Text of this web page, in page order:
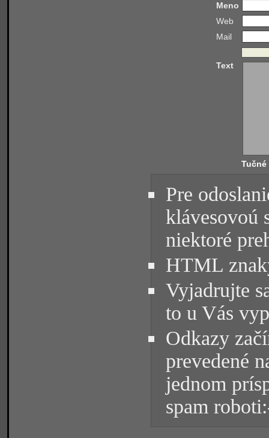
Meno
Web
Mail
Text
Tučné
Pre
klávesovoú
niektoré
HTML
Vyjadrujte
to u Vás
Odkazy
prevedené
jednom
spam